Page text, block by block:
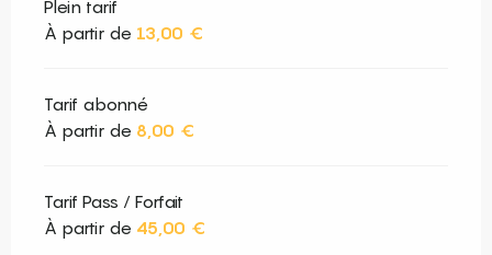
Plein tarif
À partir de 13,00 €
Tarif abonné
À partir de 8,00 €
Tarif Pass / Forfait
À partir de 45,00 €